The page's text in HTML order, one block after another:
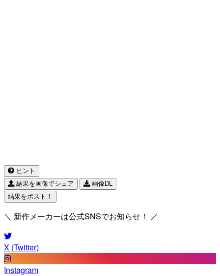
ヒント
結果を画像でシェア
画像DL
結果をポスト！
＼ 新作メーカーは公式SNSでお知らせ！ ／
X (Twitter)
Instagram